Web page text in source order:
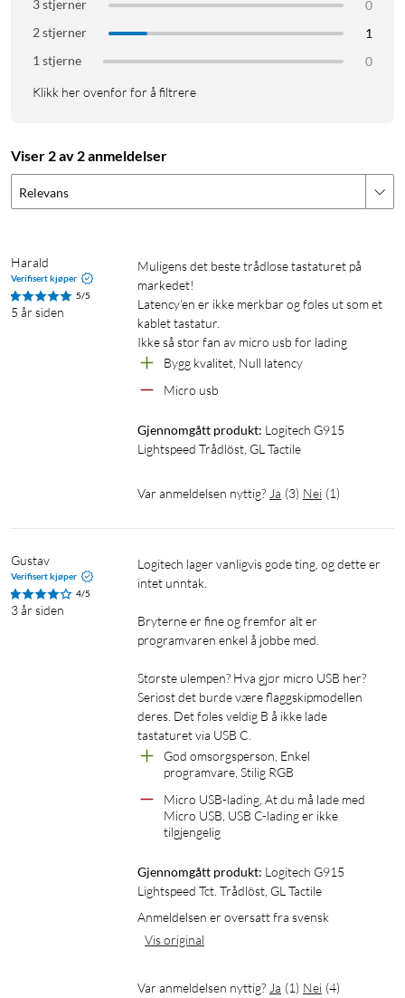
håndleddene.
Gamingfunksjoner
Logitech G915 er utstyrt med flere justerbare funksjoner for å
optimalisere det for spilling. En spesiell spillemodus kan
tastene du ikke vil skal hindre deg i spillingen.
Ekstra knapper og innebygd makrominne
Tastaturet har 5 ekstra knapper på venstre side som er
velegnet til makroer. Med mediekontrollene er det enkelt å
styre musikk og volum direkte på tastaturet. Innebygd minne
Kan kobles til med USB-mottaker eller via Bluetooth.
med Lightspeed-USB-mottaker og Micro-USB-kabel for lading
GL Clicky
3 stjerner
0
2 stjerner
1
1 stjerne
0
Klikk her ovenfor for å filtrere
Viser 2 av 2 anmeldelser
Relevans
Harald
Verifisert kjøper
5/5
5 år siden
Muligens det beste trådløse tastaturet på
markedet!
Latency'en er ikke merkbar og føles ut som et
kablet tastatur.
Ikke så stor fan av micro usb for lading
Bygg kvalitet, Null latency
Micro usb
Gjennomgått produkt: Logitech G915
Lightspeed Trådlöst, GL Tactile
Var anmeldelsen nyttig? Ja (3) Nei (1)
Gustav
Verifisert kjøper
4/5
3 år siden
Logitech lager vanligvis gode ting, og dette er
intet unntak.
Bryterne er fine og fremfor alt er
programvaren enkel å jobbe med.
Største ulempen? Hva gjør micro USB her?
Seriøst det burde være flaggskipmodellen
deres. Det føles veldig B å ikke lade
tastaturet via USB C.
God omsorgsperson, Enkel
programvare, Stilig RGB
Micro USB-lading, At du må lade med
Micro USB, USB C-lading er ikke
tilgjengelig
Gjennomgått produkt: Logitech G915
Lightspeed Tct. Trådlöst, GL Tactile
Anmeldelsen er oversatt fra svensk
Vis original
Var anmeldelsen nyttig? Ja (1) Nei (4)